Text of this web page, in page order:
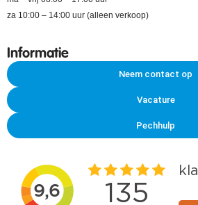
za 10:00 – 14:00 uur (alleen verkoop)
Informatie
Neem contact op
Vacature
Pechhulp